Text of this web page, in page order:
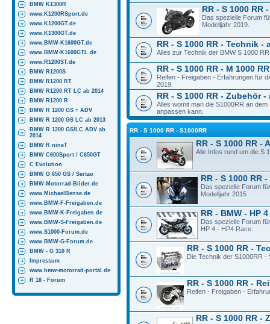
BMW K1300R
www.K1200RSport.de
www.K1200GT.de
www.K1300GT.de
www.BMW-K1600GT.de
www.BMW-K1600GTL.de
www.R1200ST.de
BMW R1200S
BMW R1200 RT
BMW R1200 RT LC ab 2014
BMW R1200 R
BMW R 1200 GS + ADV
BMW R 1200 GS LC ab 2013
BMW R 1200 GS/LC ADV ab
2014
BMW R nineT
BMW C600Sport / C650GT
C Evolution
BMW G 650 GS / Sertao
BMW-Motorrad-Bilder.de
www.MichaelBense.de
www.BMW-F-Freigaben.de
www.BMW-K-Freigaben.de
www.BMW-S-Freigaben.de
www.S1000-Forum.de
www.BMW-G-Forum.de
BMW - G 310 R
Impressum
www.bmw-motorrad-portal.de
R 18 - Forum
RR - S 1000 RR
Das spezielle Forum
Modelljahr 2019.
RR - S 1000 RR - Technik -
Alles zur Technik der BMW S 1000
RR - S 1000 RR - M 1000
Reifen - Freigaben - Erfahrungen für
2019.
RR - S 1000 RR - Zubehör -
Alles womit man die S1000RR an
anpassen kann.
RR - S 1000 RR - S1000RR
RR - S 1000 RR -
Alle Infos rund um die S
RR - S 1000 RR
Das spezielle Forum
Modelljahr 2015
RR - BMW - HP
Das spezielle Forum
HP 4 - HP4 Race.
RR - S 1000 RR -
Die Technik der S1000RR
RR - S 1000 RR -
Reifen - Freigaben -
RR - S 1000 RR -